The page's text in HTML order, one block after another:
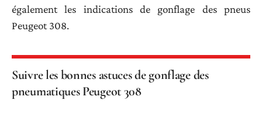
également les indications de gonflage des pneus
Peugeot 308.
Suivre les bonnes astuces de gonflage des
pneumatiques Peugeot 308